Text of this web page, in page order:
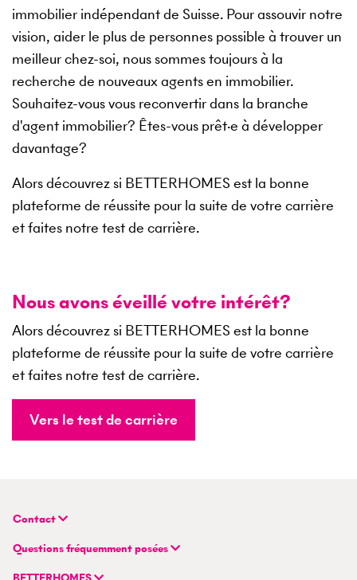
immobilier indépendant de Suisse. Pour assouvir notre
vision, aider le plus de personnes possible à trouver un
meilleur chez-soi, nous sommes toujours à la
recherche de nouveaux agents en immobilier.
Souhaitez-vous vous reconvertir dans la branche
d'agent immobilier? Êtes-vous prêt·e à développer
davantage?
Alors découvrez si BETTERHOMES est la bonne
plateforme de réussite pour la suite de votre carrière
et faites notre test de carrière.
Nous avons éveillé votre intérêt?
Alors découvrez si BETTERHOMES est la bonne
plateforme de réussite pour la suite de votre carrière
et faites notre test de carrière.
Vers le test de carrière
Contact
BETTERHOMES (Suisse) SA
Siège principal
Flurstrasse 55
Questions fréquemment posées
FAQ | Évaluation immobilière